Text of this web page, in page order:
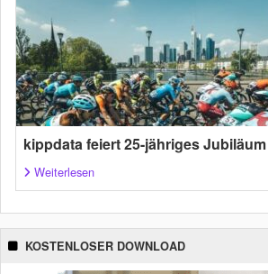
kippdata feiert 25-jähriges Jubiläum
Weiterlesen
KOSTENLOSER DOWNLOAD